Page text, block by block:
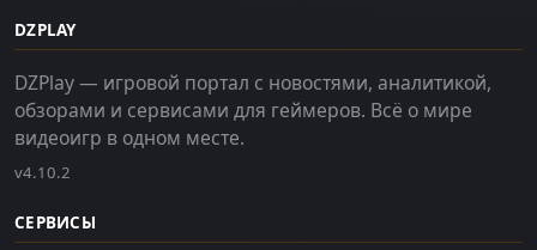
DZPLAY
DZPlay — игровой портал с новостями, аналитикой,
обзорами и сервисами для геймеров. Всё о мире
видеоигр в одном месте.
v4.10.2
СЕРВИСЫ